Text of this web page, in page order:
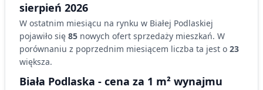
sierpień 2026
W ostatnim miesiącu na rynku w Białej Podlaskiej
pojawiło się 85 nowych ofert sprzedaży mieszkań. W
porównaniu z poprzednim miesiącem liczba ta jest o 23
większa.
Biała Podlaska - cena za 1 m² wynajmu